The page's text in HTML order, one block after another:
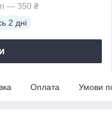
— 350 ₴
2 дні
Оплата Умови